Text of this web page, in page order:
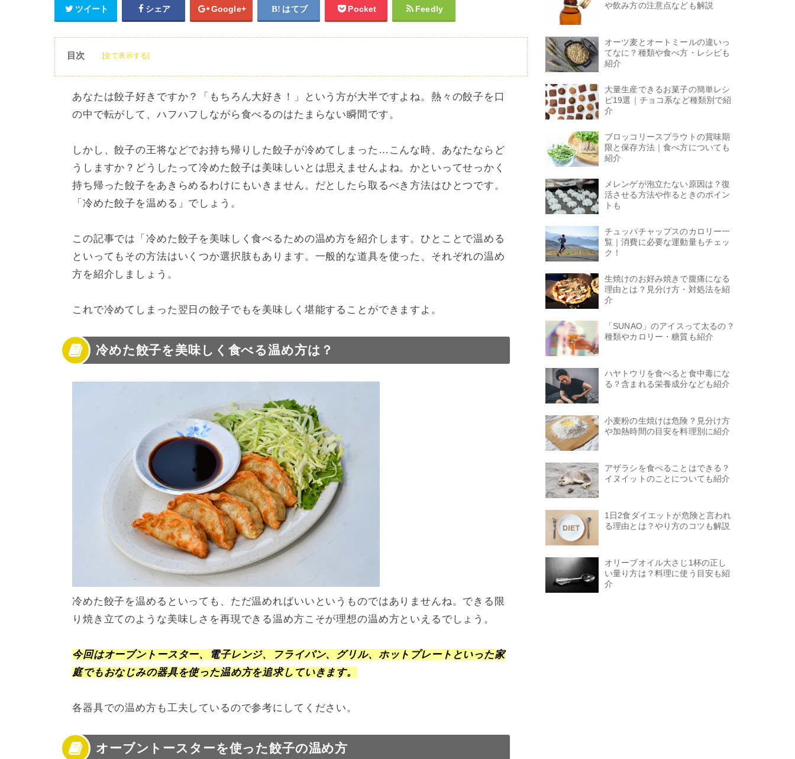
ツイート シェア Google+ はてブ Pocket Feedly
目次 [全て表示する]
3
電子レンジを使った餃子の温め方
4
フライパンを使った餃子の温め方
6
ホットプレートを使った餃子の温め方
餃子の温め方を工夫して美味しく食べよう
あなたは餃子好きですか？「もちろん大好き！」という方が大半ですよね。熱々の餃子を口
の中で転がして、ハフハフしながら食べるのはたまらない瞬間です。
しかし、餃子の王将などでお持ち帰りした餃子が冷めてしまった…こんな時、あなたならど
うしますか？どうしたって冷めた餃子は美味しいとは思えませんよね。かといってせっかく
持ち帰った餃子をあきらめるわけにもいきません。だとしたら取るべき方法はひとつです。
「冷めた餃子を温める」でしょう。
この記事では「冷めた餃子を美味しく食べるための温め方を紹介します。ひとことで温める
といってもその方法はいくつか選択肢もあります。一般的な道具を使った、それぞれの温め
方を紹介しましょう。
これで冷めてしまった翌日の餃子でもを美味しく堪能することができますよ。
冷めた餃子を美味しく食べる温め方は？
冷めた餃子を温めるといっても、ただ温めればいいというものではありませんね。できる限
り焼き立てのような美味しさを再現できる温め方こそが理想の温め方といえるでしょう。
今回はオーブントースター、電子レンジ、フライパン、グリル、ホットプレートといった家
庭でもおなじみの器具を使った温め方を追求していきます。
各器具での温め方も工夫しているので参考にしてください。
オーブントースターを使った餃子の温め方
や飲み方の注意点なども解説
オーツ麦とオートミールの違いっ
てなに？種類や食べ方・レシピも
紹介
大量生産できるお菓子の簡単レシ
ピ19選｜チョコ系など種類別で紹
介
ブロッコリースプラウトの賞味期
限と保存方法｜食べ方についても
紹介
メレンゲが泡立たない原因は？復
活させる方法や作るときのポイン
トも
チュッパチャップスのカロリー一
覧｜消費に必要な運動量もチェッ
ク！
生焼けのお好み焼きで腹痛になる
理由とは？見分け方・対処法を紹
介
「SUNAO」のアイスって太るの？
種類やカロリー・糖質も紹介
ハヤトウリを食べると食中毒にな
る？含まれる栄養成分なども紹介
小麦粉の生焼けは危険？見分け方
や加熱時間の目安を料理別に紹介
アザラシを食べることはできる？
イヌイットのことについても紹介
1日2食ダイエットが危険と言われ
る理由とは？やり方のコツも解説
オリーブオイル大さじ1杯の正し
い量り方は？料理に使う目安も紹
介